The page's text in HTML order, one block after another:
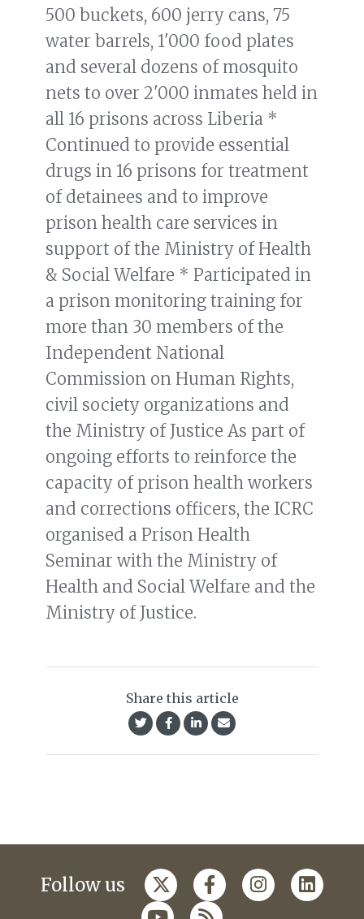
500 buckets, 600 jerry cans, 75
water barrels, 1'000 food plates
and several dozens of mosquito
nets to over 2'000 inmates held in
all 16 prisons across Liberia *
Continued to provide essential
drugs in 16 prisons for treatment
of detainees and to improve
prison health care services in
support of the Ministry of Health
& Social Welfare * Participated in
a prison monitoring training for
more than 30 members of the
Independent National
Commission on Human Rights,
civil society organizations and
the Ministry of Justice As part of
ongoing efforts to reinforce the
capacity of prison health workers
and corrections officers, the ICRC
organised a Prison Health
Seminar with the Ministry of
Health and Social Welfare and the
Ministry of Justice.
Share this article
Follow us